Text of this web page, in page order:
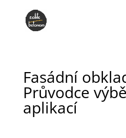
Fasádní
Průvodce
aplikací